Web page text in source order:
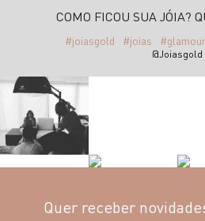
COMO FICOU SUA JÓIA?
#joiasgold #joias #glamour
@Joiasgold
Quer receber